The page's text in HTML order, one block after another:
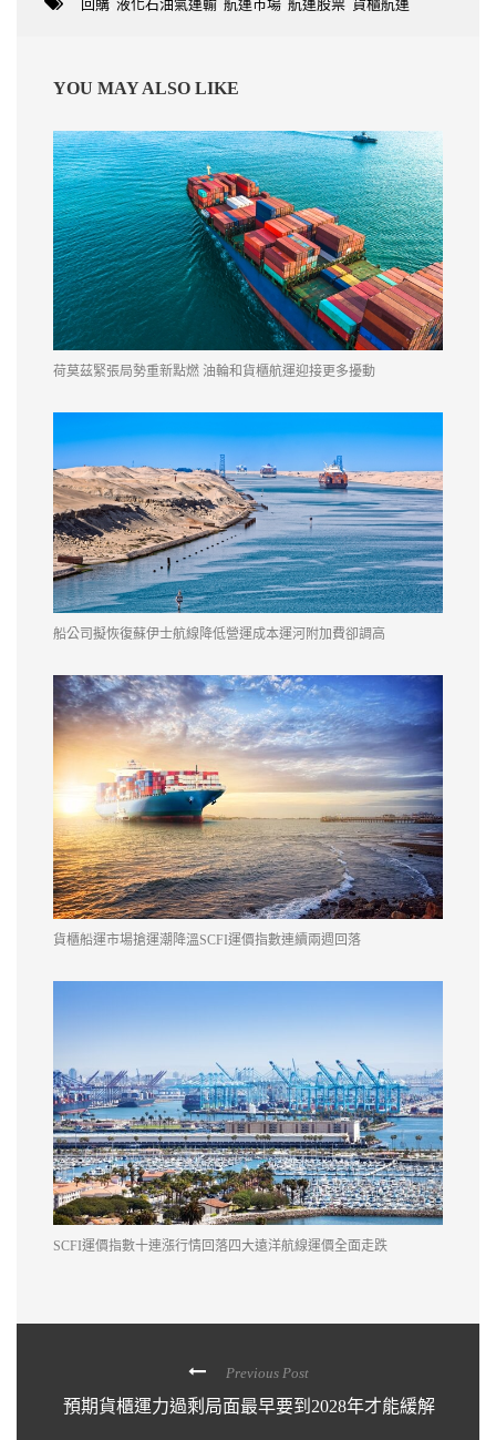
回購 液化石油氣運輸 航運市場 航運股票 貨櫃航運
Previous Post
預期貨櫃運力過剩局面最早要到2028年才能緩解
YOU MAY ALSO LIKE
荷莫茲緊張局勢重新點燃 油輪和貨櫃航運迎接更多擾動
船公司擬恢復蘇伊士航線降低營運成本運河附加費卻調高
貨櫃船運市場搶運潮降溫SCFI運價指數連續兩週回落
SCFI運價指數十連漲行情回落四大遠洋航線運價全面走跌